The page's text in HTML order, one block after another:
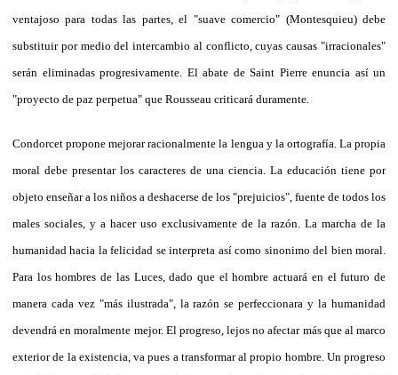
ventajoso para todas las partes, el "suave comercio" (Montesquieu) debe
substituir por medio del intercambio al conflicto, cuyas causas "irracionales"
serán eliminadas progresivamente. El abate de Saint Pierre enuncia así un
"proyecto de paz perpetua" que Rousseau criticará duramente.
Condorcet propone mejorar racionalmente la lengua y la ortografía. La propia
moral debe presentar los caracteres de una ciencia. La educación tiene por
objeto enseñar a los niños a deshacerse de los "prejuicios", fuente de todos los
males sociales, y a hacer uso exclusivamente de la razón. La marcha de la
humanidad hacia la felicidad se interpreta así como sinonimo del bien moral.
Para los hombres de las Luces, dado que el hombre actuará en el futuro de
manera cada vez "más ilustrada", la razón se perfeccionara y la humanidad
devendrá en moralmente mejor. El progreso, lejos no afectar más que al marco
exterior de la existencia, va pues a transformar al propio hombre. Un progreso